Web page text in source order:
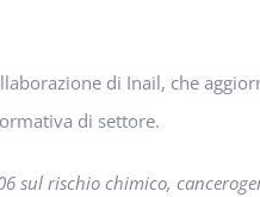
di Inail, che
di settore.
sul rischio chimico,